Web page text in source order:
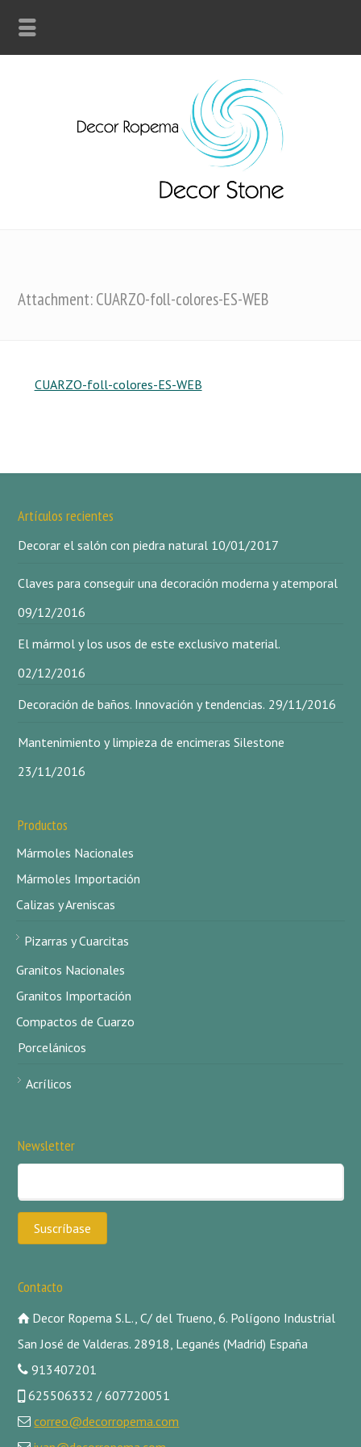
Attachment: CUARZO-foll-colores-ES-WEB
CUARZO-foll-colores-ES-WEB
Artículos recientes
Decorar el salón con piedra natural 10/01/2017
Claves para conseguir una decoración moderna y atemporal
09/12/2016
El mármol y los usos de este exclusivo material.
02/12/2016
Decoración de baños. Innovación y tendencias. 29/11/2016
Mantenimiento y limpieza de encimeras Silestone
23/11/2016
Productos
Mármoles Nacionales
Mármoles Importación
Calizas y Areniscas
Pizarras y Cuarcitas
Granitos Nacionales
Granitos Importación
Compactos de Cuarzo
Porcelánicos
Acrílicos
Newsletter
Contacto
Decor Ropema S.L., C/ del Trueno, 6. Polígono Industrial
San José de Valderas. 28918, Leganés (Madrid) España
913407201
625506332 / 607720051
correo@decorropema.com